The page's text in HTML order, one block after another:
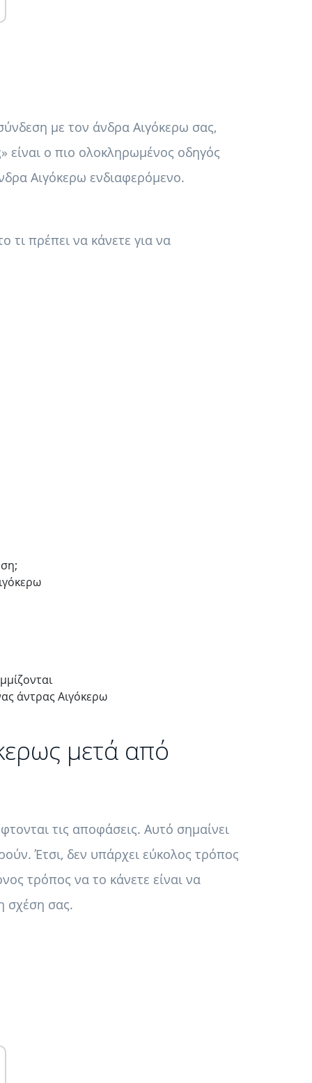
με τον άνδρα Αιγόκερω σας,
είναι ο πιο ολοκληρωμένος οδηγός
Αιγόκερω ενδιαφερόμενο.
τι πρέπει να κάνετε για να
άντρας Αιγόκερω
μετά από
τις αποφάσεις. Αυτό σημαίνει
Έτσι, δεν υπάρχει εύκολος τρόπος
τρόπος να το κάνετε είναι να
σχέση σας.